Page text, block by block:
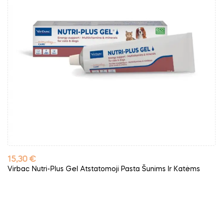
Kaina
15,30 €
Virbac Nutri-Plus Gel Atstatomoji Pasta Šunims Ir Katėms